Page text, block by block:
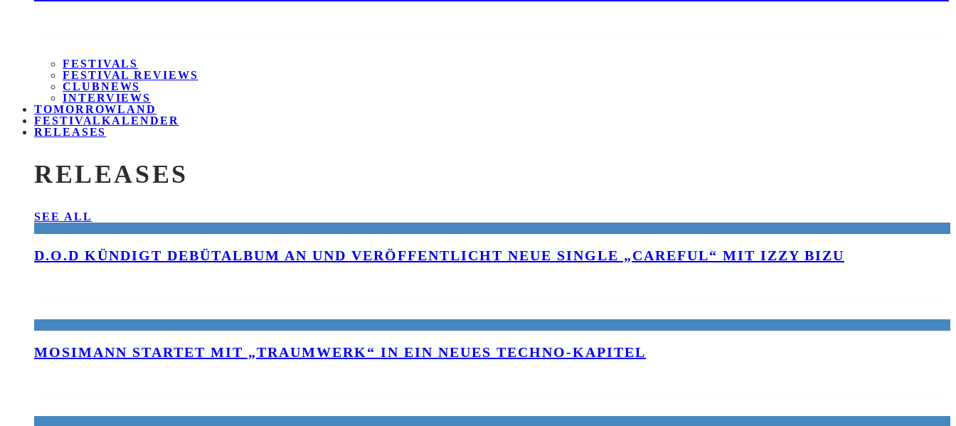
FESTIVALS
FESTIVAL REVIEWS
CLUBNEWS
INTERVIEWS
TOMORROWLAND
FESTIVALKALENDER
RELEASES
RELEASES
SEE ALL
D.O.D KÜNDIGT DEBÜTALBUM AN UND VERÖFFENTLICHT NEUE SINGLE „CAREFUL“ MIT IZZY BIZU
MOSIMANN STARTET MIT „TRAUMWERK“ IN EIN NEUES TECHNO-KAPITEL